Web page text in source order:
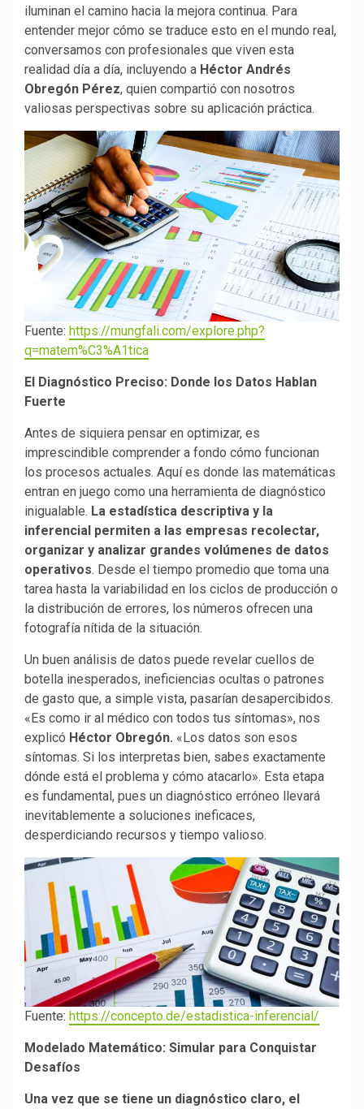
iluminan el camino hacia la mejora continua. Para
entender mejor cómo se traduce esto en el mundo real,
conversamos con profesionales que viven esta
realidad día a día, incluyendo a Héctor Andrés
Obregón Pérez, quien compartió con nosotros
valiosas perspectivas sobre su aplicación práctica.
Fuente: https://mungfali.com/explore.php?
q=matem%C3%A1tica
El Diagnóstico Preciso: Donde los Datos Hablan
Fuerte
Antes de siquiera pensar en optimizar, es
imprescindible comprender a fondo cómo funcionan
los procesos actuales. Aquí es donde las matemáticas
entran en juego como una herramienta de diagnóstico
inigualable. La estadística descriptiva y la
inferencial permiten a las empresas recolectar,
organizar y analizar grandes volúmenes de datos
operativos. Desde el tiempo promedio que toma una
tarea hasta la variabilidad en los ciclos de producción o
la distribución de errores, los números ofrecen una
fotografía nítida de la situación.
Un buen análisis de datos puede revelar cuellos de
botella inesperados, ineficiencias ocultas o patrones
de gasto que, a simple vista, pasarían desapercibidos.
«Es como ir al médico con todos tus síntomas», nos
explicó Héctor Obregón. «Los datos son esos
síntomas. Si los interpretas bien, sabes exactamente
dónde está el problema y cómo atacarlo». Esta etapa
es fundamental, pues un diagnóstico erróneo llevará
inevitablemente a soluciones ineficaces,
desperdiciando recursos y tiempo valioso.
Fuente: https://concepto.de/estadistica-inferencial/
Modelado Matemático: Simular para Conquistar
Desafíos
Una vez que se tiene un diagnóstico claro, el